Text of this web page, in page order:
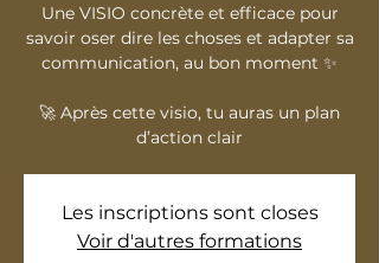
Une VISIO concrète et efficace pour
savoir oser dire les choses et adapter sa
communication, au bon moment ✨
🚀 Après cette visio, tu auras un plan
d’action clair
Les inscriptions sont closes
Voir d'autres formations